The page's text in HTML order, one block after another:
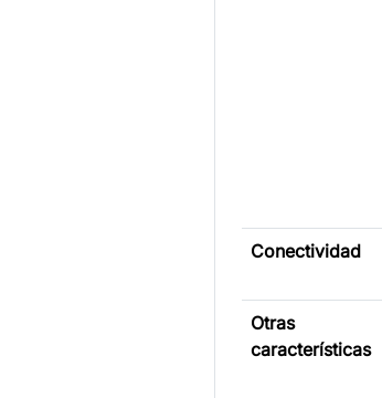
Conectividad
Otras
características